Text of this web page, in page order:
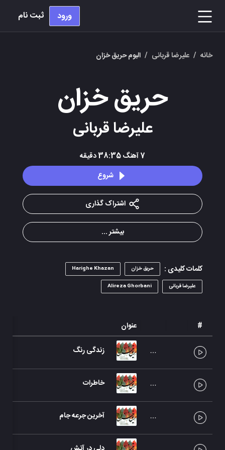
ورود ثبت نام
خانه / علیرضا قربانی / البوم حریق خزان
حریق خزان
علیرضا قربانی
7آهنگ38:35دقیقه
شروع
اشتراک گذاری
بیشتر ...
کلمات کلیدی : حریق خزان Harighe Khazan
علیرضا قربانی Alireza Ghorbani
# عنوان
زندگی رنگ
خاطرات
آخرین جرعه جام